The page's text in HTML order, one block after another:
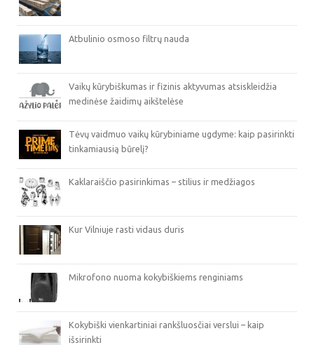
Atbulinio osmoso filtrų nauda
Vaikų kūrybiškumas ir fizinis aktyvumas atsiskleidžia
medinėse žaidimų aikštelėse
Tėvų vaidmuo vaikų kūrybiniame ugdyme: kaip pasirinkti
tinkamiausią būrelį?
Kaklaraiščio pasirinkimas – stilius ir medžiagos
Kur Vilniuje rasti vidaus duris
Mikrofono nuoma kokybiškiems renginiams
Kokybiški vienkartiniai rankšluosčiai verslui – kaip
išsirinkti